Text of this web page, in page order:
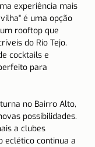
experiência mais
é uma opção
rooftop que
do Rio Tejo.
cocktails e
para
no Bairro Alto,
possibilidades.
a clubes
eclético continua a